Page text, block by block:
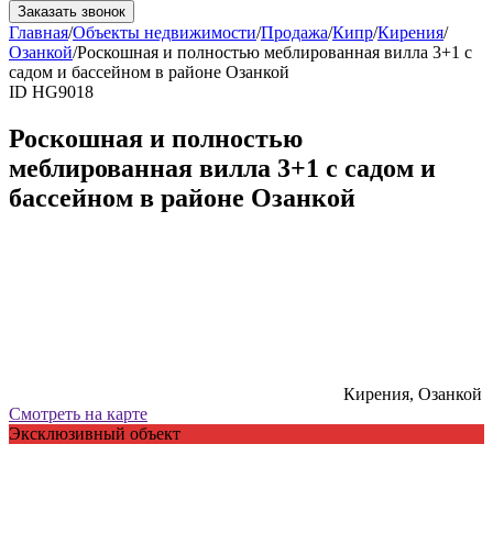
Заказать звонок
Главная/Объекты недвижимости/Продажа/Кипр/Кирения/
Озанкой/Роскошная и полностью меблированная вилла 3+1 с
садом и бассейном в районе Озанкой
ID HG9018
Роскошная и полностью
меблированная вилла 3+1 с садом и
бассейном в районе Озанкой
Кирения, Озанкой
Смотреть на карте
Эксклюзивный объект